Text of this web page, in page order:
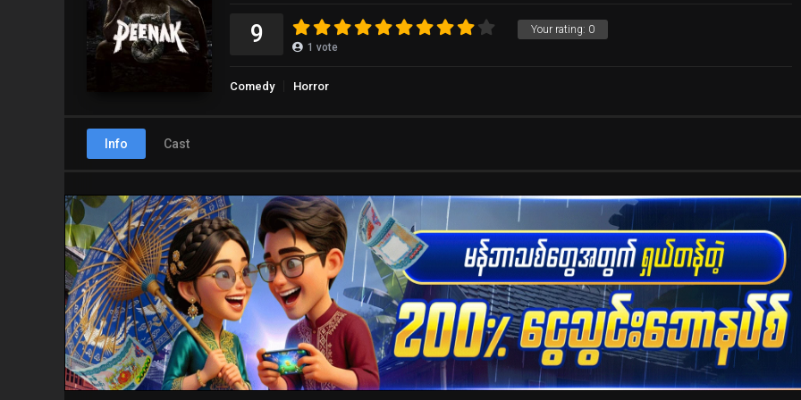
Your rating: 0
9 1 vote
Comedy Horror
Info Cast